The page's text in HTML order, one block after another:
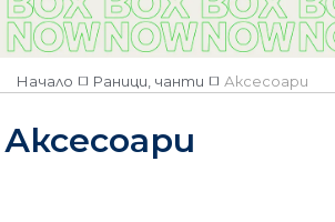
Начало Раници, чанти Аксесоари
Аксесоари